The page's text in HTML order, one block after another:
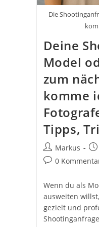
Die
Deine
Model
zum
komme
Tipps,
Beitrags-
Autor:
Markus
Beitrags-
0
Wenn du als
ausweiten
gezielt und